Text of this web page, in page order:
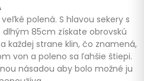
polená. S hlavou sekery s
85cm získate obrovskú
každej strane klin, čo znamená,
von a poleno sa ľahšie štiepi.
násadou aby bolo možné ju